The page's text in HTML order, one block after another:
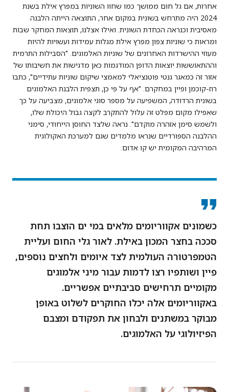
אחרות, אם גל חום ממושך כמו שחוו השוניות במפרץ אילת בשנת
2024 היה מתרחש בשונית במקום אחר, התוצאה הייתה הלבנה
מאסיבית וכנראה הכחדת השונית. ואילו אצלנו, תוצאות המחקר שבות
ומראות כי שוניות צפון מפרץ אילת מגלות עמידות ועשויות להיות
מעוזי ההישרדות האחרונים של שוניות האלמוגים. "הסבילות התרמית
וההתאוששות יוצאות הדופן המודגמות כאן מדגישות את חשיבותו של
אזור זה כמאגר גנטי פוטנציאלי למאמצי שיקום שוניות עתידיים", כתבו
רוז-קוכמן ופיין במחקרם. "אף על פי כן, תצפית הלבנת האלמוגים
בשונית הרדודה, המשפיעה על מספר סוגי אלמוגים, מצביעה על כך
שאפילו מקום מפלט זה עלול להתקרב לקצה גבול היכולת שלו,
ולשמש סימן אזהרה מוקדם". נראה שלצד החוסן הייחודי, סימני
ההלבנה הספורדיים שנראו מלמדים שגם למערכת האקולוגית
המרהיבה המקומית יש קו אדום.
כשמונים אקווריומים מלאים במי ים הוצבו תחת
סככה בחצר המכון באילת. לאור גלי החום ועליית
הטמפרטורה העולמית לצד איומים ולחצים נוספים,
פיין ושותפיו רצו לדמות עבור מיני אלמוגים
מקומיים תרחישים סביבתיים אפשריים.
באקווריומים אלה יכלו החוקרים לשלוט באופן
מבוקר במשתנים ולבחון את תפקודם ומצבם
הפיזיולוגי על האלמוגים.